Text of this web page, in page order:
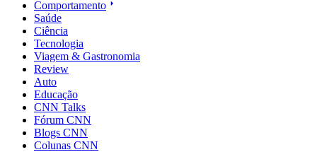
Comportamento
Saúde
Ciência
Tecnologia
Viagem & Gastronomia
Review
Auto
Educação
CNN Talks
Fórum CNN
Blogs CNN
Colunas CNN